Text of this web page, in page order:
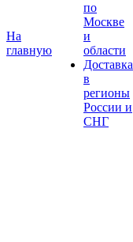
На
главную
по
Москве
и
области
Доставка
в
регионы
России и
СНГ